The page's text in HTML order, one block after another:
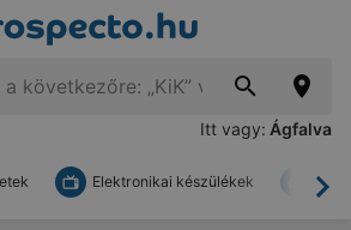
Itt vagy: Ágfalva
Elektronikai készülékek